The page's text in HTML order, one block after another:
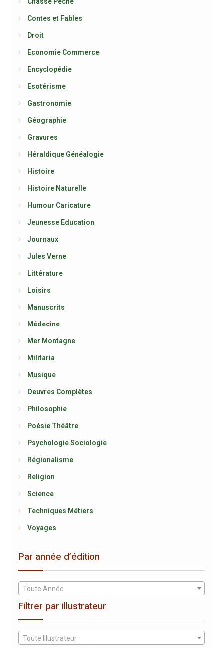
Contes et Fables
Droit
Economie Commerce
Encyclopédie
Esotérisme
Gastronomie
Géographie
Gravures
Héraldique Généalogie
Histoire
Histoire Naturelle
Humour Caricature
Jeunesse Education
Journaux
Jules Verne
Littérature
Loisirs
Manuscrits
Médecine
Mer Montagne
Militaria
Musique
Oeuvres Complètes
Philosophie
Poésie Théâtre
Psychologie Sociologie
Régionalisme
Religion
Science
Techniques Métiers
Voyages
Par année d’édition
Toute Année
Filtrer par illustrateur
Toute Illustrateur